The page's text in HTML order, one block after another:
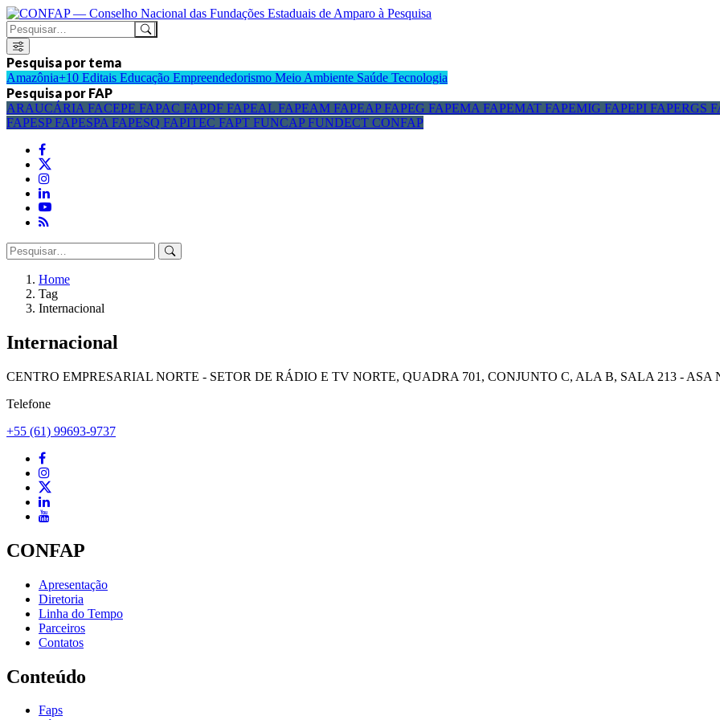
Pesquisa por tema
Amazônia+10 Editais Educação Empreendedorismo Meio Ambiente Saúde Tecnologia
Pesquisa por FAP
ARAUCÁRIA FACEPE FAPAC FAPDF FAPEAL FAPEAM FAPEAPFAPEG FAPEMA FAPEMAT FAPEMIG FAPEPI FAPERGS
FAPESPFAPESPA FAPESQ FAPITEC FAPT FUNCAPFUNDECT CONFAP
Home
Tag
Internacional
Internacional
CENTRO EMPRESARIAL NORTE - SETOR DE RÁDIO E TV NORTE, QUADRA 701, CONJUNTO C, ALA B, SALA 213 - ASA
Telefone
+55 (61) 99693-9737
CONFAP
Apresentação
Diretoria
Linha do Tempo
Parceiros
Contatos
Conteúdo
Faps